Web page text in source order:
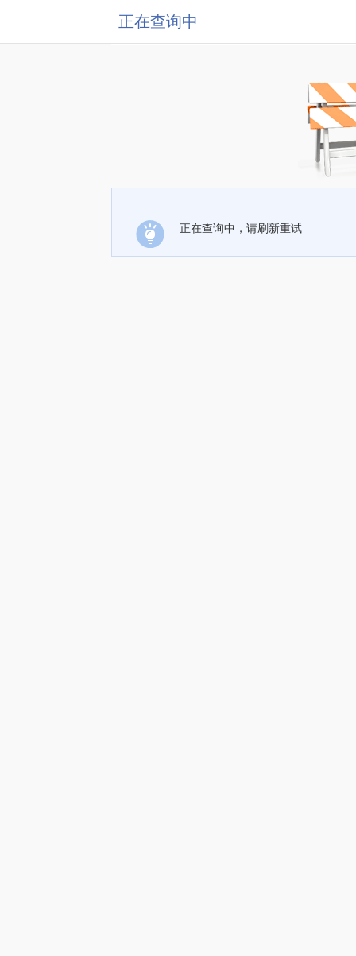
正在查询中
正在查询中，请刷新重试